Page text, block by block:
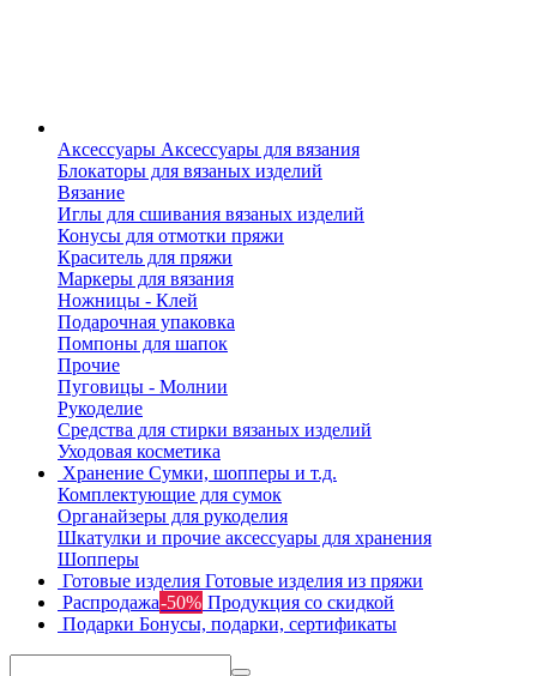
Аксессуары Аксессуары для вязания
Блокаторы для вязаных изделий
Вязание
Иглы для сшивания вязаных изделий
Конусы для отмотки пряжи
Краситель для пряжи
Маркеры для вязания
Ножницы - Клей
Подарочная упаковка
Помпоны для шапок
Прочие
Пуговицы - Молнии
Рукоделие
Средства для стирки вязаных изделий
Уходовая косметика
Хранение Сумки, шопперы и т.д.
Комплектующие для сумок
Органайзеры для рукоделия
Шкатулки и прочие аксессуары для хранения
Шопперы
Готовые изделия Готовые изделия из пряжи
Распродажа-50% Продукция со скидкой
Подарки Бонусы, подарки, сертификаты